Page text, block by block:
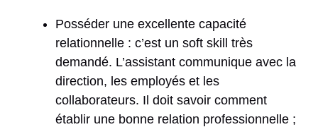
Posséder une excellente capacité
relationnelle : c’est un soft skill très
demandé. L’assistant communique avec la
direction, les employés et les
collaborateurs. Il doit savoir comment
établir une bonne relation professionnelle ;